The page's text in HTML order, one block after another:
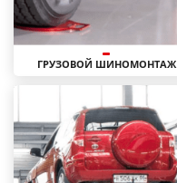
ГРУЗОВОЙ ШИНОМОНТАЖ